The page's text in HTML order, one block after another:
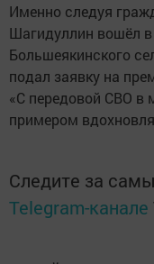
Именно следуя
Шагидуллин вошёл в
Большеякинского
подал заявку на
«С передовой СВО в
примером
Следите за
Telegram-канале